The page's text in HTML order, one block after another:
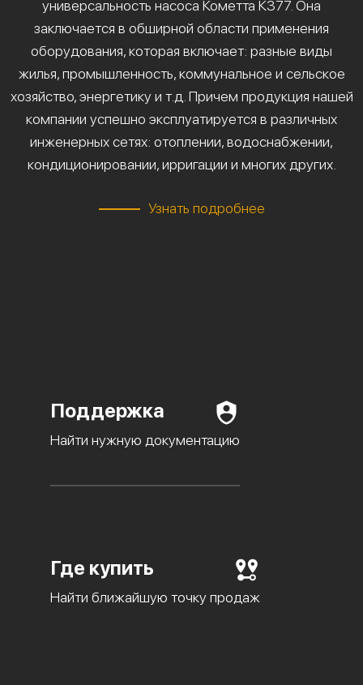
универсальность насоса Кометта К377. Она
заключается в обширной области применения
оборудования, которая включает: разные виды
жилья, промышленность, коммунальное и сельское
хозяйство, энергетику и т.д. Причем продукция нашей
компании успешно эксплуатируется в различных
инженерных сетях: отоплении, водоснабжении,
кондиционировании, ирригации и многих других.
Узнать подробнее
Поддержка
Найти нужную документацию
Где купить
Найти ближайшую точку продаж